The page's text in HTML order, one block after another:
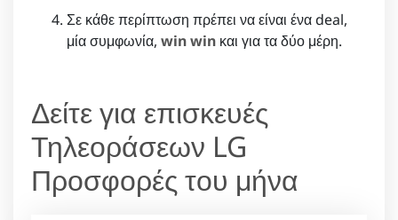
Σε κάθε περίπτωση πρέπει να είναι ένα deal,
μία συμφωνία, win win και για τα δύο μέρη.
Δείτε για επισκευές
Τηλεοράσεων LG
Προσφορές του μήνα